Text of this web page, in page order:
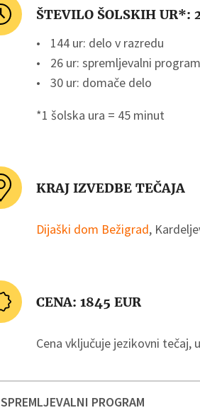
ŠTEVILO ŠOLSKIH UR*:
144 ur: delo v razredu
26 ur: spremljevalni program
30 ur: domače delo
*1 šolska ura = 45 minut
KRAJ IZVEDBE TEČAJA
Dijaški dom Bežigrad,
CENA: 1845 EUR
Cena vključuje jezikovni tečaj,
SPREMLJEVALNI PROGRAM